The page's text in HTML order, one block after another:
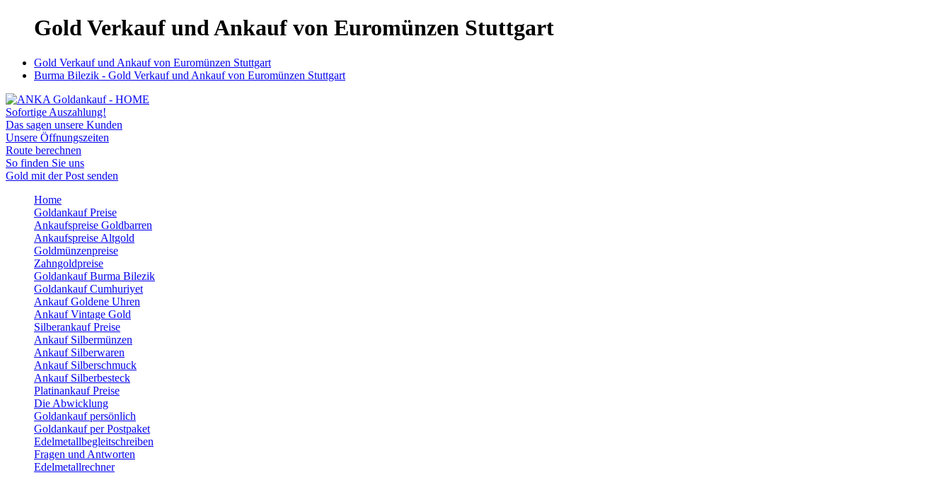
Gold Verkauf und Ankauf von Euromünzen Stuttgart
Gold Verkauf und Ankauf von Euromünzen Stuttgart
Burma Bilezik - Gold Verkauf und Ankauf von Euromünzen Stuttgart
Sofortige Auszahlung!
Das sagen unsere Kunden
Unsere Öffnungszeiten
Route berechnen
So finden Sie uns
Gold mit der Post senden
Home
Goldankauf Preise
Ankaufspreise Goldbarren
Ankaufspreise Altgold
Goldmünzenpreise
Zahngoldpreise
Goldankauf Burma Bilezik
Goldankauf Cumhuriyet
Ankauf Goldene Uhren
Ankauf Vintage Gold
Silberankauf Preise
Ankauf Silbermünzen
Ankauf Silberwaren
Ankauf Silberschmuck
Ankauf Silberbesteck
Platinankauf Preise
Die Abwicklung
Goldankauf persönlich
Goldankauf per Postpaket
Edelmetallbegleitschreiben
Fragen und Antworten
Edelmetallrechner